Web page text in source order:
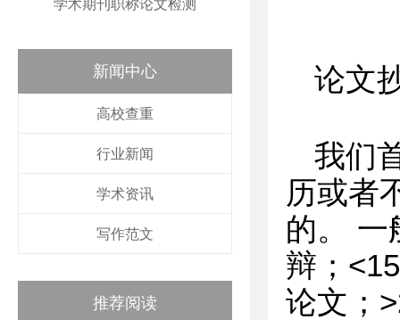
学术期刊职称论文检测
新闻中心
高校查重
行业新闻
学术资讯
写作范文
推荐阅读
论文
我们
历或者
的。 一
辩；
论文；